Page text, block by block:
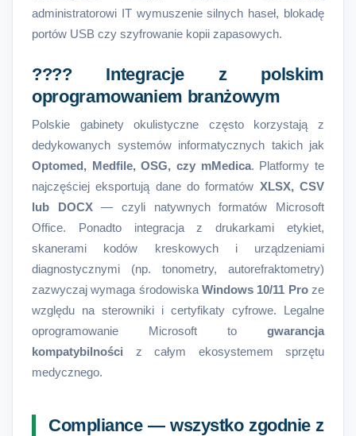
administratorowi IT wymuszenie silnych haseł, blokadę
portów USB czy szyfrowanie kopii zapasowych.
???? Integracje z polskim
oprogramowaniem branżowym
Polskie gabinety okulistyczne często korzystają z
dedykowanych systemów informatycznych takich jak
Optomed, Medfile, OSG, czy mMedica. Platformy te
najczęściej eksportują dane do formatów XLSX, CSV
lub DOCX— czyli natywnych formatów Microsoft
Office. Ponadto integracja z drukarkami etykiet,
skanerami kodów kreskowych i urządzeniami
diagnostycznymi (np. tonometry, autorefraktometry)
zazwyczaj wymaga środowiska Windows 10/11 Proze
względu na sterowniki i certyfikaty cyfrowe. Legalne
oprogramowanie Microsoft to gwarancja
kompatybilności z całym ekosystemem sprzętu
medycznego.
Compliance — wszystko zgodnie z